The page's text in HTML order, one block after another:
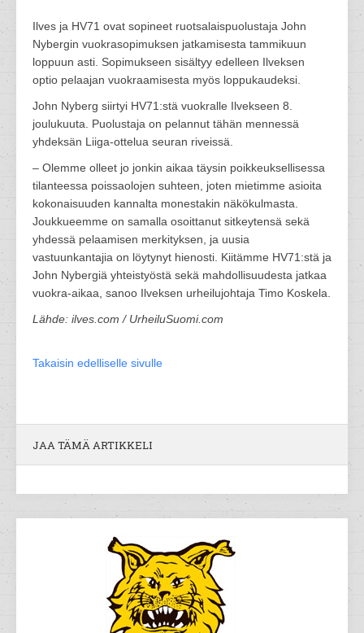
Ilves ja HV71 ovat sopineet ruotsalaispuolustaja John
Nybergin vuokrasopimuksen jatkamisesta tammikuun
loppuun asti. Sopimukseen sisältyy edelleen Ilveksen
optio pelaajan vuokraamisesta myös loppukaudeksi.
John Nyberg siirtyi HV71:stä vuokralle Ilvekseen 8.
joulukuuta. Puolustaja on pelannut tähän mennessä
yhdeksän Liiga-ottelua seuran riveissä.
– Olemme olleet jo jonkin aikaa täysin poikkeuksellisessa
tilanteessa poissaolojen suhteen, joten mietimme asioita
kokonaisuuden kannalta monestakin näkökulmasta.
Joukkueemme on samalla osoittanut sitkeytensä sekä
yhdessä pelaamisen merkityksen, ja uusia
vastuunkantajia on löytynyt hienosti. Kiitämme HV71:stä ja
John Nybergiä yhteistyöstä sekä mahdollisuudesta jatkaa
vuokra-aikaa, sanoo Ilveksen urheilujohtaja Timo Koskela.
Lähde: ilves.com / UrheiluSuomi.com
Takaisin edelliselle sivulle
JAA TÄMÄ ARTIKKELI